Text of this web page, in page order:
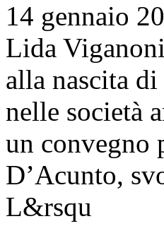
14 gennaio
Lida
alla nascita
nelle società
un convegno
D’Acunto,
L&rsqu